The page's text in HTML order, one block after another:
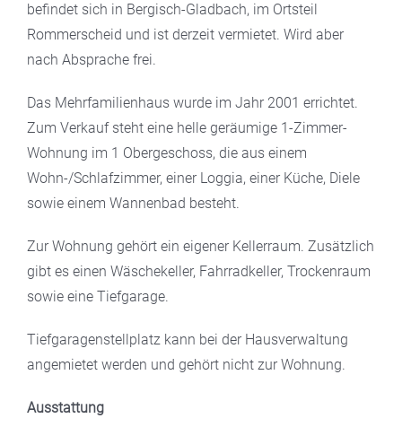
befindet sich in Bergisch-Gladbach, im Ortsteil
Rommerscheid und ist derzeit vermietet. Wird aber
nach Absprache frei.
Das Mehrfamilienhaus wurde im Jahr 2001 errichtet.
Zum Verkauf steht eine helle geräumige 1-Zimmer-
Wohnung im 1 Obergeschoss, die aus einem
Wohn-/Schlafzimmer, einer Loggia, einer Küche, Diele
sowie einem Wannenbad besteht.
Zur Wohnung gehört ein eigener Kellerraum. Zusätzlich
gibt es einen Wäschekeller, Fahrradkeller, Trockenraum
sowie eine Tiefgarage.
Tiefgaragenstellplatz kann bei der Hausverwaltung
angemietet werden und gehört nicht zur Wohnung.
Ausstattung